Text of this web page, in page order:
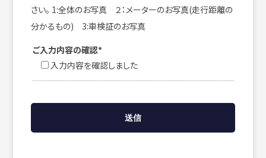
さい。 1:全体のお写真 ２：メーターのお写真(走行距離の
分かるもの) 3:車検証のお写真
ご入力内容の確認*
入力内容を確認しました